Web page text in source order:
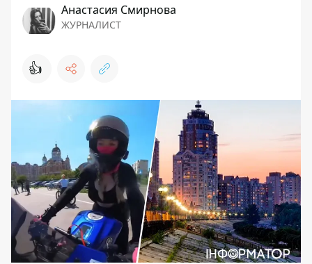
Анастасия Смирнова
ЖУРНАЛИСТ
👍